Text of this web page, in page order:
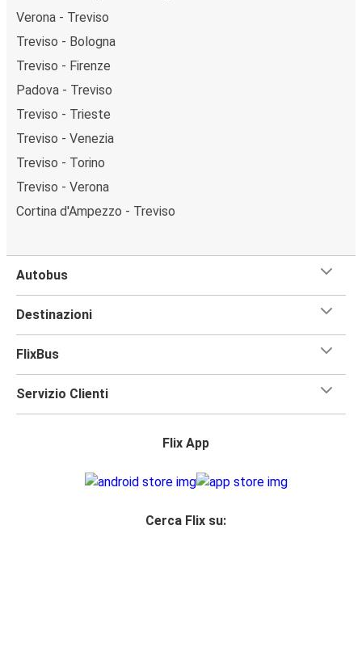
Verona - Treviso
Treviso - Bologna
Treviso - Firenze
Padova - Treviso
Treviso - Trieste
Treviso - Venezia
Treviso - Torino
Treviso - Verona
Cortina d'Ampezzo - Treviso
Autobus
Destinazioni
FlixBus
Servizio Clienti
Flix App
Cerca Flix su: